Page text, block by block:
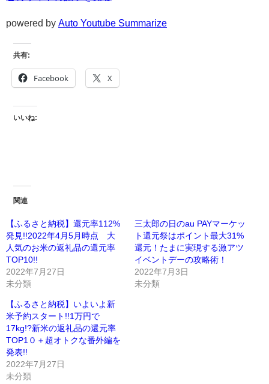
powered by Auto Youtube Summarize
共有:
Facebook X
いいね:
関連
【ふるさと納税】還元率112%
発見!!2022年4月5月時点 大
人気のお米の返礼品の還元率
TOP10!!
2022年7月27日
未分類
三太郎の日のau PAYマーケッ
ト還元祭はポイント最大31%
還元！たまに実現する激アツ
イベントデーの攻略術！
2022年7月3日
未分類
【ふるさと納税】いよいよ新
米予約スタート!!1万円で
17kg!?新米の返礼品の還元率
TOP1０＋超オトクな番外編を
発表!!
2022年7月27日
未分類